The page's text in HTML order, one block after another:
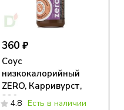
360 ₽
Соус
низкокалорийный
ZERO, Карривурст,
330 мл
4.8 Есть в наличии